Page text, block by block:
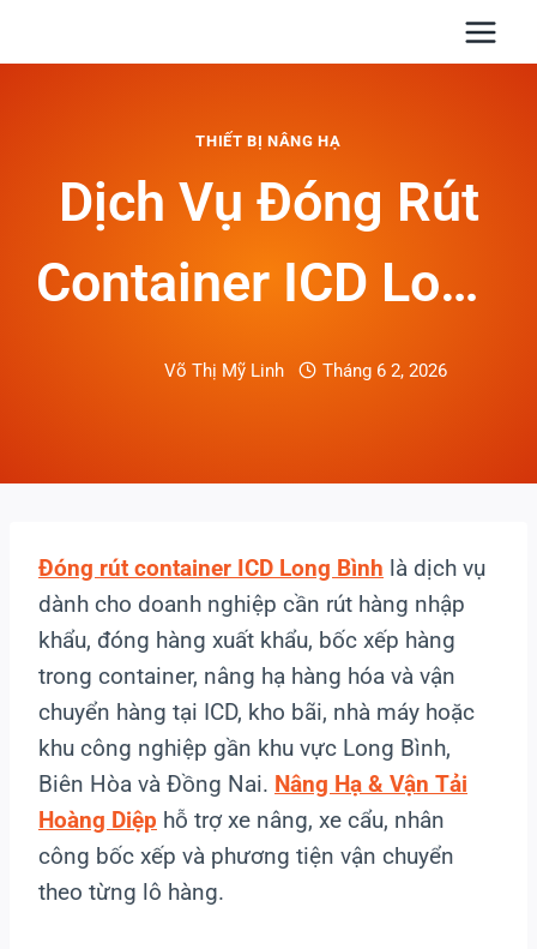
THIẾT BỊ NÂNG HẠ
Dịch Vụ Đóng Rút
Container ICD Long
Bình
Võ Thị Mỹ Linh Tháng 6 2, 2026
Đóng rút container ICD Long Bình là dịch vụ
dành cho doanh nghiệp cần rút hàng nhập
khẩu, đóng hàng xuất khẩu, bốc xếp hàng
trong container, nâng hạ hàng hóa và vận
chuyển hàng tại ICD, kho bãi, nhà máy hoặc
khu công nghiệp gần khu vực Long Bình,
Biên Hòa và Đồng Nai. Nâng Hạ & Vận Tải
Hoàng Diệp hỗ trợ xe nâng, xe cẩu, nhân
công bốc xếp và phương tiện vận chuyển
theo từng lô hàng.